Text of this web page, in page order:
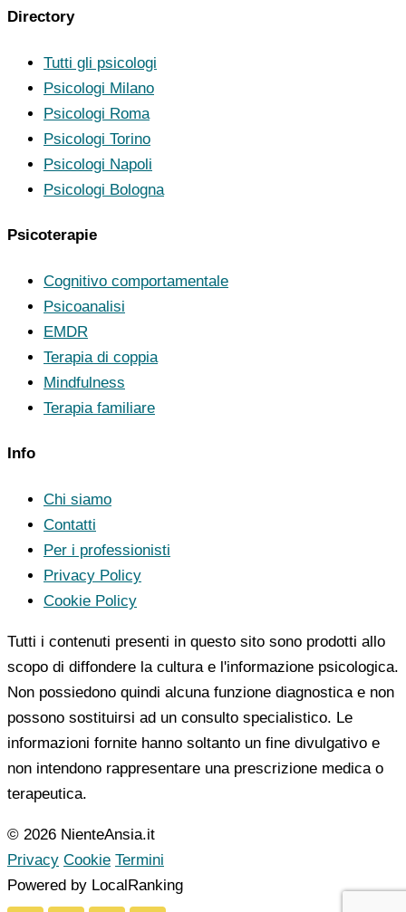
Directory
Tutti gli psicologi
Psicologi Milano
Psicologi Roma
Psicologi Torino
Psicologi Napoli
Psicologi Bologna
Psicoterapie
Cognitivo comportamentale
Psicoanalisi
EMDR
Terapia di coppia
Mindfulness
Terapia familiare
Info
Chi siamo
Contatti
Per i professionisti
Privacy Policy
Cookie Policy
Tutti i contenuti presenti in questo sito sono prodotti allo
scopo di diffondere la cultura e l'informazione psicologica.
Non possiedono quindi alcuna funzione diagnostica e non
possono sostituirsi ad un consulto specialistico. Le
informazioni fornite hanno soltanto un fine divulgativo e
non intendono rappresentare una prescrizione medica o
terapeutica.
© 2026 NienteAnsia.it
Privacy Cookie Termini
Powered by LocalRanking